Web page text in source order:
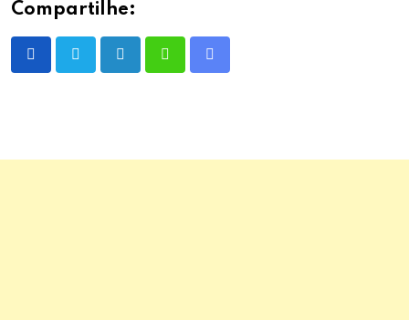
Compartilhe: